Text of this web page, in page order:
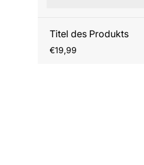
Titel des Produkts
Regulärer
€19,99